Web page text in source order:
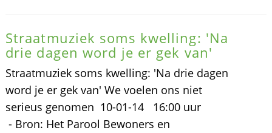
Straatmuziek soms kwelling: 'Na
drie dagen word je er gek van'
Straatmuziek soms kwelling: 'Na drie dagen
word je er gek van' We voelen ons niet
serieus genomen 10-01-14 16:00 uur
- Bron: Het Parool Bewoners en